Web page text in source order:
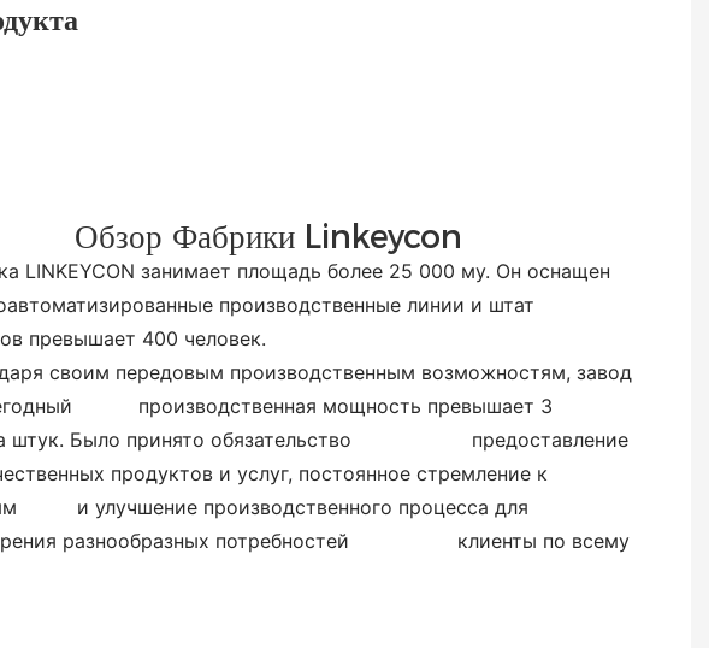
Обзор Фабрики Linkeycon
занимает площадь более 25 000 му. Он оснащен
производственные линии и штат
превышает 400 человек.
своим передовым производственным возможностям, завод
производственная мощность превышает 3
штук. Было принято обязательство
предоставление
продуктов и услуг, постоянное стремление к
и улучшение производственного процесса для
разнообразных потребностей клиенты по всему